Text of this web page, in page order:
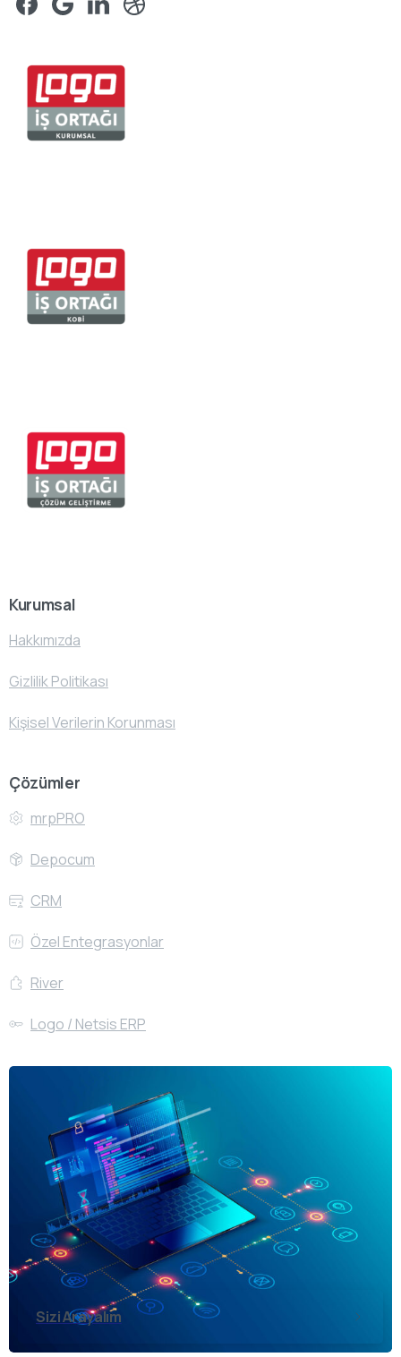
Kurumsal
Hakkımızda
Gizlilik Politikası
Kişisel Verilerin Korunması
Çözümler
mrpPRO
Depocum
CRM
Özel Entegrasyonlar
River
Logo / Netsis ERP
Sizi Arayalım